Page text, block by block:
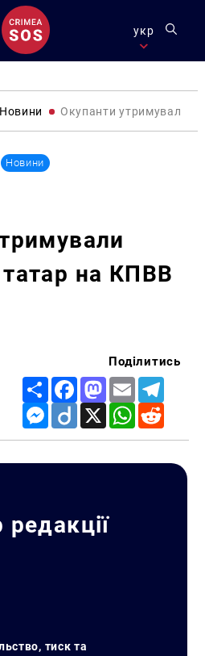
укр
Новини Окупанти утримували
Новини
на КПВВ
Поділитись
Share FacebookMastodon
Email
Messenger
Diigo X WhatsApp
редакції
тиск та